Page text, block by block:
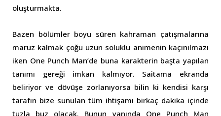
oluşturmakta.
Bazen bölümler boyu süren kahraman çatışmalarına
maruz kalmak çoğu uzun soluklu animenin kaçınılmazı
iken One Punch Man’de buna karakterin başta yapılan
tanımı gereği imkan kalmıyor. Saitama ekranda
beliriyor ve dövüşe zorlanıyorsa bilin ki kendisi karşı
tarafın bize sunulan tüm ihtişamı birkaç dakika içinde
tuzla buz olacak. Bunun yanında One Punch Man